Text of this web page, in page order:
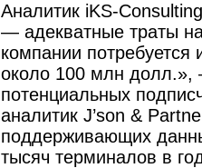
Аналитик iKS-
— адекватные траты
компании потребуется
около 100 млн долл.»,
потенциальных
аналитик J’son &
поддерживающих
тысяч терминалов в